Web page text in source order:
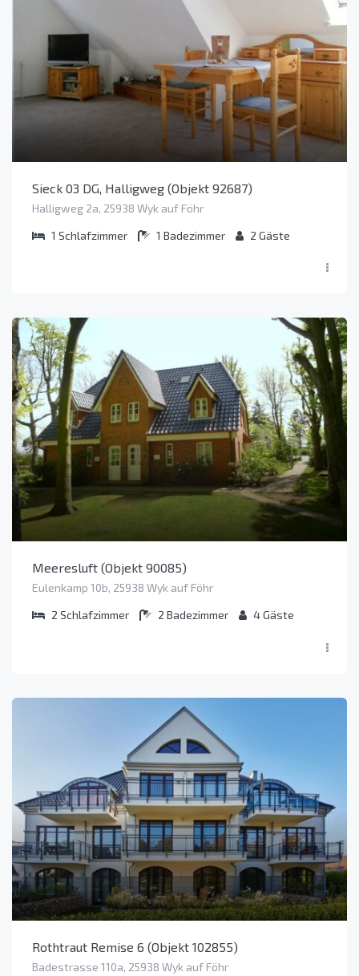
Sieck 03 DG, Halligweg (Objekt 92687)
Halligweg 2a, 25938 Wyk auf Föhr
1 Schlafzimmer 1 Badezimmer 2 Gäste
Meeresluft (Objekt 90085)
Eulenkamp 10b, 25938 Wyk auf Föhr
2 Schlafzimmer 2 Badezimmer 4Gäste
Rothtraut Remise 6 (Objekt 102855)
Badestrasse 110a, 25938 Wyk auf Föhr